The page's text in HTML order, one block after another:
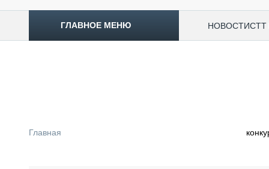
ГЛАВНОЕ МЕНЮ НОВОСТИCTT
Главная